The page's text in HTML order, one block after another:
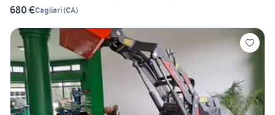
680 €Cagliari(CA)